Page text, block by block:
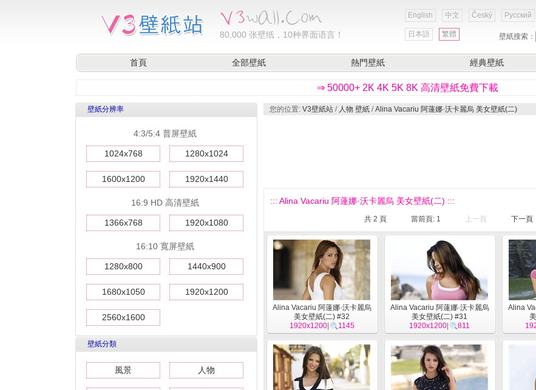
80,000 张壁纸，10种界面语言！
English 中文 Český Русский
日本語 繁體 壁紙搜索：
首頁 全部壁紙 熱門壁紙 經典壁紙
⇒ 50000+ 2K 4K 5K 8K 高清壁紙免費下載
壁紙分辨率
4:3/5:4 普屏壁紙
1024x768 1280x1024
1600x1200 1920x1440
16:9 HD 高清壁紙
1366x768 1920x1080
16:10 寬屏壁紙
1280x800 1440x900
1680x1050 1920x1200
2560x1600
壁紙分類
風景 人物
您的位置: V3壁紙站 / 人物 壁紙 /Alina Vacariu 阿蓮娜·沃卡麗烏 美女壁紙(二)
::: Alina Vacariu 阿蓮娜·沃卡麗烏 美女壁紙(二) :::
共 2 頁 當前頁: 1 上一頁 下一頁
Alina Vacariu 阿蓮娜·沃卡麗烏
美女壁紙(二) #32
1920x1200| 1145
Alina Vacariu 阿蓮娜·沃卡麗烏
美女壁紙(二) #31
1920x1200
811
Alina